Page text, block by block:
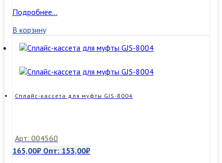
Оптическая
GJS-
F01
(Huatel
F01)
Подробнее…
В корзину
Сплайс-кассета для муфты GJS-8004
Арт: 004560
165,00₽ Опт: 153,00₽